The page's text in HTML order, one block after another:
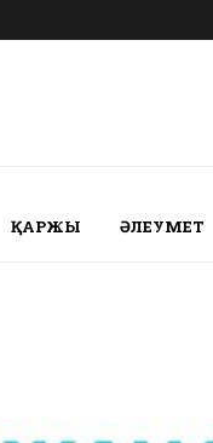
ҚАРЖЫ ӘЛЕУМЕТ